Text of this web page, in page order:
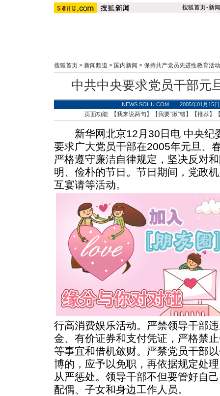
搜狐首页-新闻
搜狐首页 > 新闻频道 > 国内新闻 > 保持共产党员先进性教育活动
中共中央要求党员干部元
NEWS.SOHU.COM 2005年01月15
页面功能 【我来说两句 】【我要“揪”错】【推荐】
新华网北京12月30日电 中央纪
要求广大党员干部在2005年元旦、
严格遵守廉洁自律规定，坚决反对
明、俭朴的节日。节日期间，党政
互宴请等活动。
行高消费娱乐活动。严禁领导干部
金、有价证券和支付凭证，严格禁
等事宜和借机敛财。严禁党员干部
博的，应予以免职，再依据规定处
从严惩处。领导干部不但要管好自
配偶、子女和身边工作人员。